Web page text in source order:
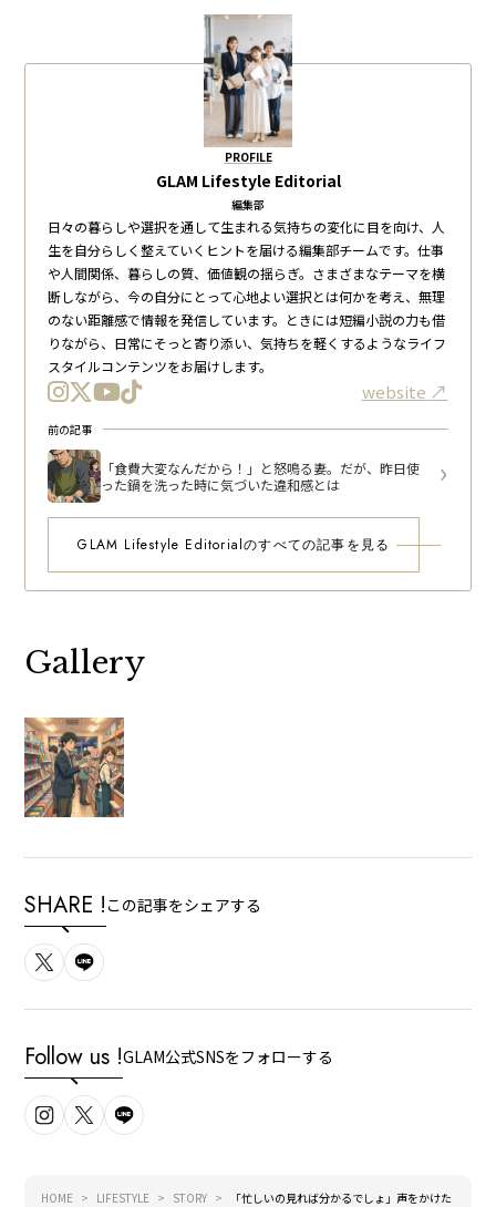
PROFILE
GLAM Lifestyle Editorial
編集部
日々の暮らしや選択を通して生まれる気持ちの変化に目を向け、人
生を自分らしく整えていくヒントを届ける編集部チームです。仕事
や人間関係、暮らしの質、価値観の揺らぎ。さまざまなテーマを横
断しながら、今の自分にとって心地よい選択とは何かを考え、無理
のない距離感で情報を発信しています。ときには短編小説の力も借
りながら、日常にそっと寄り添い、気持ちを軽くするようなライフ
スタイルコンテンツをお届けします。
website
前の記事
「食費大変なんだから！」と怒鳴る妻。だが、昨日使
った鍋を洗った時に気づいた違和感とは
GLAM Lifestyle Editorialのすべての記事を見る
Gallery
SHARE ! この記事をシェアする
Follow us !GLAM公式SNSをフォローする
HOME LIFESTYLE STORY
「忙しいの見れば分かるでしょ」声をかけた